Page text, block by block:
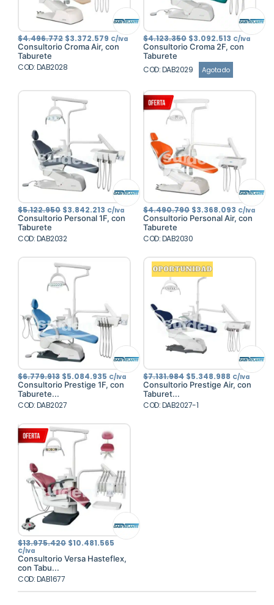
$4.496.772 El
precio
original
$4.496.772.
$3.372.579 El
precio
actual
$3.372.579.
C/Iva
Consultorio Croma Air, con
Taburete
COD: DAB2028
$4.123.350 El
precio
original
era:
$4.123.350.
$3.092.513 El
precio
actual
es:
C/Iva
Consultorio Croma 2F, con
Taburete
COD: DAB2029 Agotado
$5.122.950 El
precio
original
$5.122.950.
$3.842.213 El
precio
actual
$3.842.213.
C/Iva
Consultorio Personal 1F, con
Taburete
COD: DAB2032
$4.490.790 El
precio
original
$4.490.790.
$3.368.093 El
precio
actual
C/Iva
Consultorio Personal Air, con
Taburete
COD: DAB2030
$6.779.913 El
precio
original
$6.779.913.
$5.084.935 El
precio
actual
$5.084.935.
C/Iva
Consultorio Prestige 1F, con
Taburete...
COD: DAB2027
$7.131.984 El
precio
original
$7.131.984.
$5.348.988 El
precio
actual
C/Iva
Consultorio Prestige Air, con
Taburet...
COD: DAB2027-1
$13.975.420 El
precio
original
era:
$10.481.565
actual
es:
C/Iva
Consultorio Versa Hasteflex,
con Tabu...
COD: DAB1677